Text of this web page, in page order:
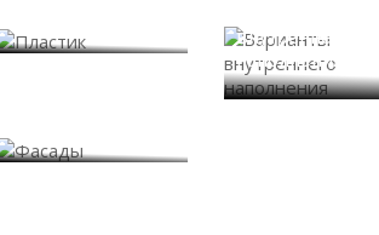
внутреннего
наполнения